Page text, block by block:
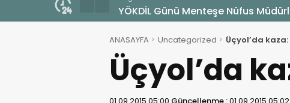
YÖKDİL Günü Menteşe Nüfus
ANASAYFA Uncategorized Üçyol’da
Üçyol’da